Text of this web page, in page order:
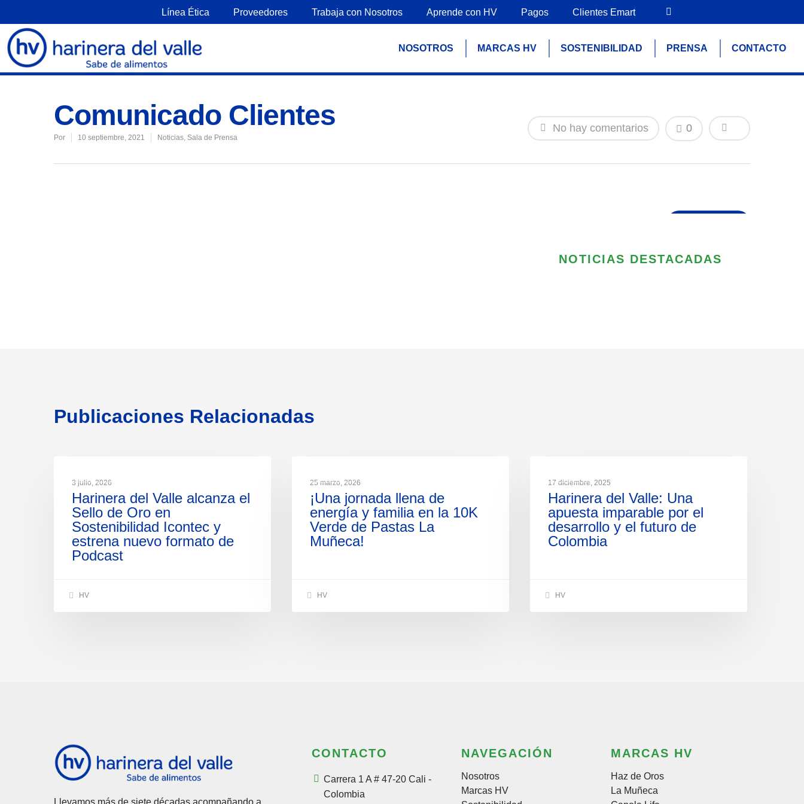
Línea Ética Proveedores Trabaja con Nosotros Aprende con HV Pagos Clientes Emart
NOSOTROS MARCAS HV SOSTENIBILIDAD PRENSA CONTACTO
Comunicado Clientes
Por 10 septiembre, 2021 Noticias, Sala de Prensa
No hay comentarios 0
NOTICIAS DESTACADAS
Publicaciones Relacionadas
3 julio, 2026
Harinera del Valle alcanza el
Sello de Oro en
Sostenibilidad Icontec y
estrena nuevo formato de
Podcast
HV
25 marzo, 2026
¡Una jornada llena de
energía y familia en la 10K
Verde de Pastas La
Muñeca!
HV
17 diciembre, 2025
Harinera del Valle: Una
apuesta imparable por el
desarrollo y el futuro de
Colombia
HV
Llevamos más de siete décadas acompañando a
CONTACTO
Carrera 1 A # 47-20 Cali -
Colombia
NAVEGACIÓN
Nosotros
Marcas HV
MARCAS HV
Haz de Oros
La Muñeca